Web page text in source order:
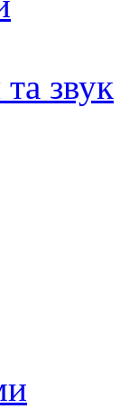
звук